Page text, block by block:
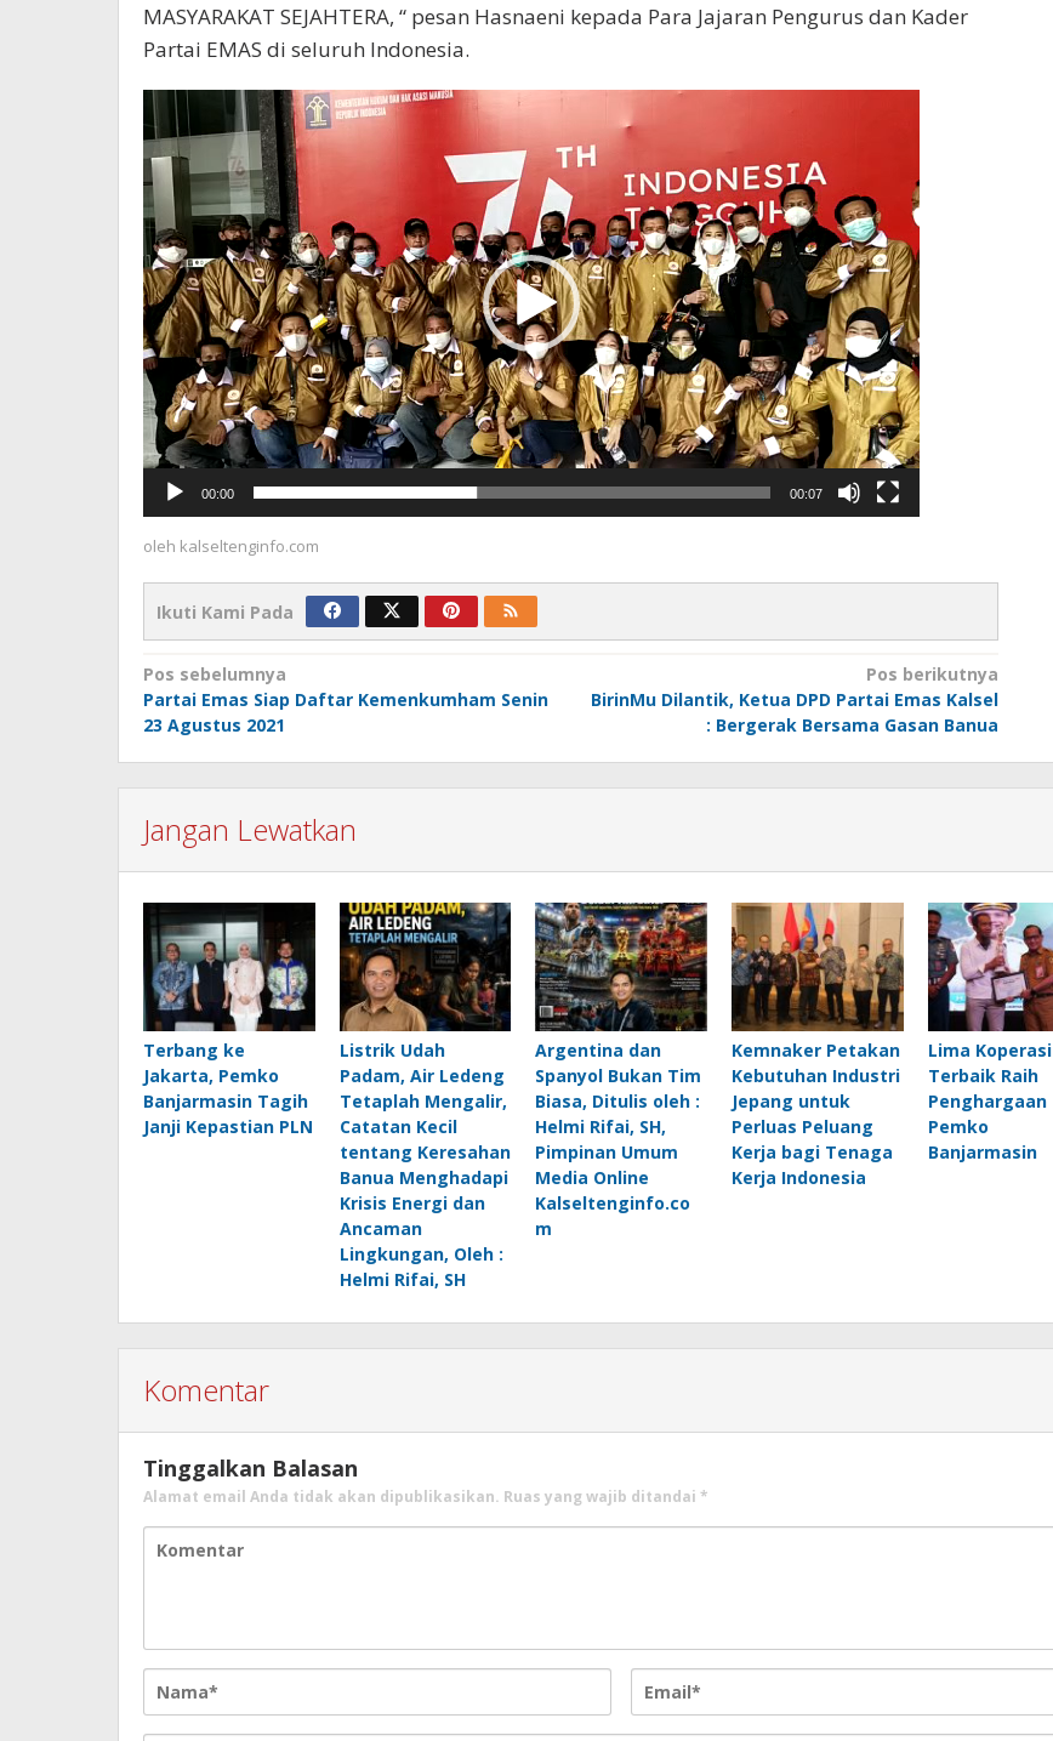
MASYARAKAT SEJAHTERA, “ pesan Hasnaeni kepada Para Jajaran Pengurus dan Kader
Partai EMAS di seluruh Indonesia.
Pemutar
Video
00:00 00:07
oleh kalseltenginfo.com
Ikuti Kami Pada
Navigasi
pos
Pos sebelumnya
Partai Emas Siap Daftar Kemenkumham Senin
23 Agustus 2021
Pos berikutnya
BirinMu Dilantik, Ketua DPD Partai Emas Kalsel
: Bergerak Bersama Gasan Banua
Jangan Lewatkan
Terbang ke
Jakarta, Pemko
Banjarmasin Tagih
Janji Kepastian PLN
Listrik Udah
Padam, Air Ledeng
Tetaplah Mengalir,
Catatan Kecil
tentang Keresahan
Banua Menghadapi
Krisis Energi dan
Ancaman
Lingkungan, Oleh :
Helmi Rifai, SH
Argentina dan
Spanyol Bukan Tim
Biasa, Ditulis oleh :
Helmi Rifai, SH,
Pimpinan Umum
Media Online
Kalseltenginfo.co
m
Kemnaker Petakan
Kebutuhan Industri
Jepang untuk
Perluas Peluang
Kerja bagi Tenaga
Kerja Indonesia
Lima Koperasi
Terbaik Raih
Penghargaan
Pemko
Banjarmasin
Komentar
Tinggalkan Balasan
Alamat email Anda tidak akan dipublikasikan. Ruas yang wajib ditandai *